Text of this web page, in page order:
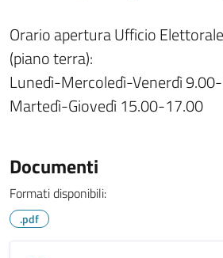
Orario apertura Ufficio
(piano terra):
Lunedì-Mercoledì-Venerdì
Martedì-Giovedì 15.00-17.00
Documenti
Formati disponibili:
.pdf